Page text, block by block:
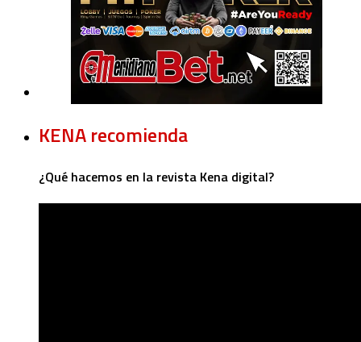
KENA recomienda
¿Qué hacemos en la revista Kena digital?